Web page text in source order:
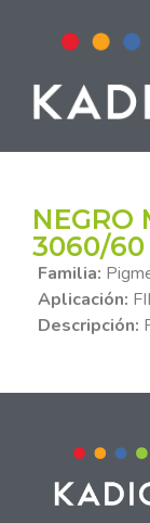
NEGRO
3060/60
Familia:
Aplicación:
Descripción: